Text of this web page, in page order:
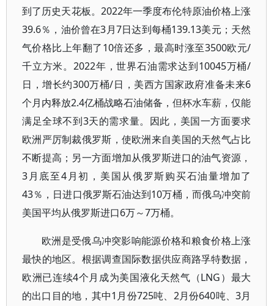
到了历史天花板。2022年一季度布伦特原油价格上涨
39.6％，油价曾在3月7日达到每桶139.13美元；天然
气价格比上年翻了10倍还多，最高时涨至3500欧元/
千立方米。2022年，世界石油需求达到10045万桶/
日，增长约300万桶/日，美西方国家政府准备未来6
个月内释放2.4亿桶战略石油储备，但杯水车薪，仅能
满足全球不到3天的需求量。因此，美国一方面要求
欧洲严厉制裁俄罗斯，使欧洲来自美国的天然气占比
不断提高；另一方面增加从俄罗斯进口的油气资源，
3月底至4月初，美国从俄罗斯购买石油量增加了
43％，日进口俄罗斯石油达到10万桶，而俄乌冲突前
美国平均从俄罗斯进口6万～7万桶。
欧洲是受俄乌冲突影响能源价格和粮食价格上涨
最快的地区。根据调查国际数据供应商路孚特数据，
欧洲已连续4个月成为美国液化天然气（LNG）最大
的出口目的地，其中1月份725吨、2月份640吨、3月